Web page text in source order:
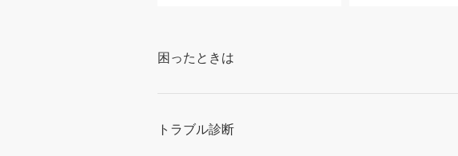
困ったときは
トラブル診断